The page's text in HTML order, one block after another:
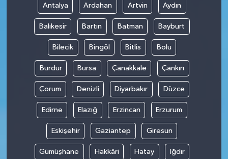
Antalya Ardahan Artvin Aydın
Balıkesir Bartın Batman Bayburt
Bilecik Bingöl Bitlis Bolu
Burdur Bursa Çanakkale Çankırı
Çorum Denizli Diyarbakır Düzce
Edirne Elazığ Erzincan Erzurum
Eskişehir Gaziantep Giresun
Gümüşhane Hakkâri Hatay Iğdır